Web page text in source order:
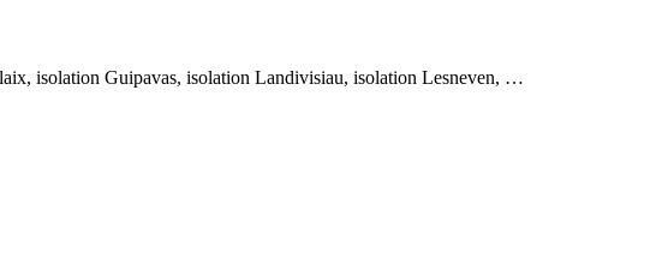
isolation Guipavas, isolation Landivisiau, isolation Lesneven, …